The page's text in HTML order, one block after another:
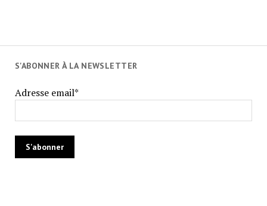
S'ABONNER À LA NEWSLETTER
Adresse email*